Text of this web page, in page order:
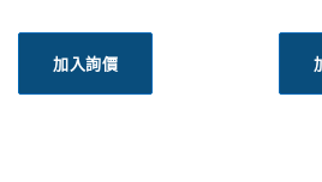
加入詢價